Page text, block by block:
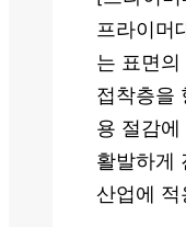
프라이머
는 표면
접착층을
용 절감
활발하게
산업에 적